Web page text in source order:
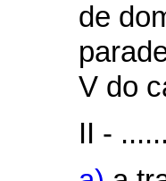
de
V do
II -